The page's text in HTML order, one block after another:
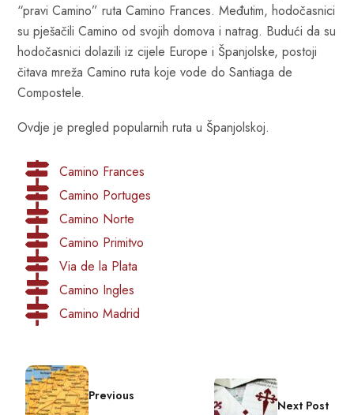
“pravi Camino” ruta Camino Frances. Međutim, hodočasnici
su pješačili Camino od svojih domova i natrag. Budući da su
hodočasnici dolazili iz cijele Europe i Španjolske, postoji
čitava mreža Camino ruta koje vode do Santiaga de
Compostele.
Ovdje je pregled popularnih ruta u Španjolskoj.
Camino Frances
Camino Portuges
Camino Norte
Camino Primitvo
Via de la Plata
Camino Ingles
Camino Madrid
Previous
Next Post